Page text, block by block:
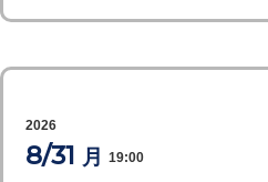
2026
8/31 月 19:00